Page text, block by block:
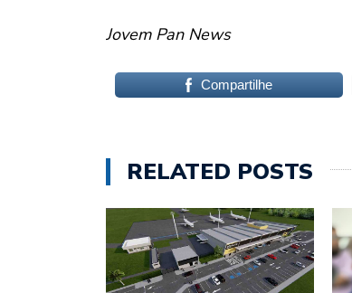
Jovem Pan News
Compartilhe
RELATED POSTS